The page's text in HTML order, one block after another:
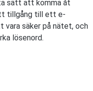
sätt att komma åt
tillgång till ett e-
säker på nätet, och
lösenord.